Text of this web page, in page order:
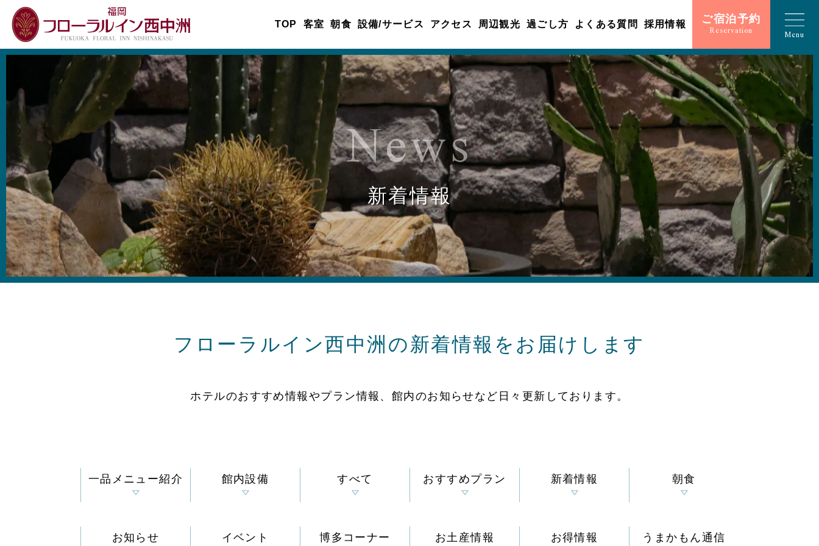
TOP 客室 朝食 設備/サービス アクセス 周辺観光 過ごし方 よくある質問 採用情報 ご宿泊予約
Reservation Menu
News
新着情報
フローラルイン西中洲の新着情報をお届けします
ホテルのおすすめ情報やプラン情報、 館内のお知らせなど 日々更新しております。
一品メニュー紹介 館内設備 すべて おすすめプラン 新着情報 朝食
お知らせ イベント 博多コーナー お土産情報 お得情報 うまかもん通信